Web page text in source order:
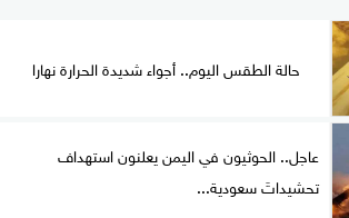
حالة الطقس اليوم.. أجواء شديدة الحرارة نهارا
عاجل.. الحوثيون في اليمن يعلنون استهداف
تحشيداتَ سعودية...